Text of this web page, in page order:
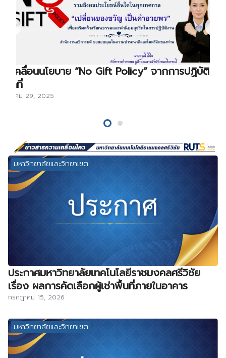
ขับเคลื่อนนโยบาย “No Gift Policy” จากการปฏิบัติ
หน้าที่
ธันวาคม 29, 2025
มหาวิทยาลัยและวิทยาเขต
ประกาศมหาวิทยาลัยเทคโนโลยีราชมงคลศรีวิชัย
เรื่อง ผลการคัดเลือกผู้เช่าพื้นที่ภายในอาคาร
กรกฎาคม 15, 2026
มหาวิทยาลัยและวิทยาเขต